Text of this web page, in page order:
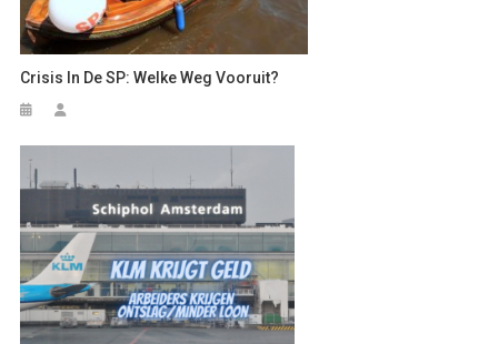
Crisis In De SP: Welke Weg Vooruit?